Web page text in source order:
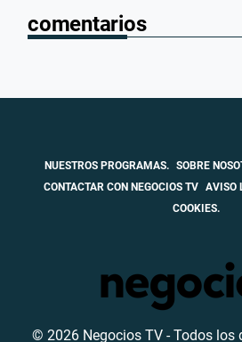
comentarios
NUESTROS PROGRAMAS. SOBRE
CONTACTAR CON NEGOCIOS TV AVISO
COOKIES.
© 2026 Negocios TV - Todos los